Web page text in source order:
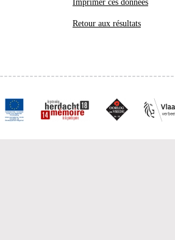
Imprimer ces données
Retour aux résultats